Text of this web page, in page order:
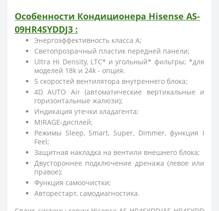
Особенности Кондиционера Hisense AS-
09HR4SYDDJ3 :
Энергоэффективность класса А;
Светопрозрачный пластик передней панели;
Ultra Hi Density, LTC* и угольный* фильтры; *для
моделей 18k и 24k - опция.
5 скоростей вентилятора внутреннего блока;
4D AUTO Air (автоматические вертикальные и
горизонтальные жалюзи);
Индикация утечки хладагента;
MIRAGE-дисплей;
Режимы Sleep, Smart, Super, Dimmer, функция I
Feel;
Защитная накладка на вентили внешнего блока;
Двустороннее подключение дренажа (левое или
правое);
Функция самоочистки;
Авторестарт, самодиагностика.